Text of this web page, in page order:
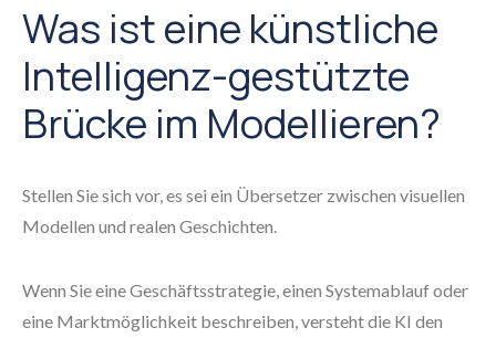
Was ist eine künstliche
Intelligenz-gestützte
Brücke im Modellieren?
Stellen Sie sich vor, es sei ein Übersetzer zwischen visuellen
Modellen und realen Geschichten.
Wenn Sie eine Geschäftsstrategie, einen Systemablauf oder
eine Marktmöglichkeit beschreiben, versteht die KI den